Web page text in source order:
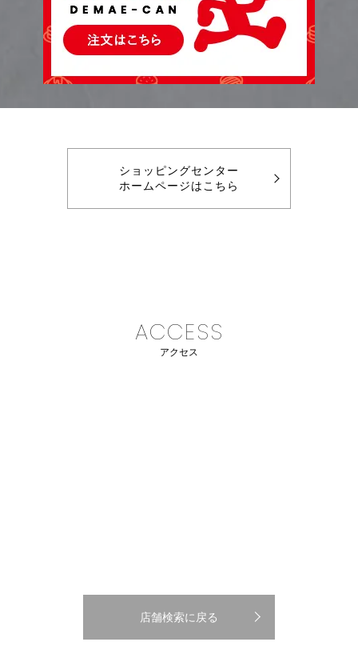
ショッピングセンター
ホームページはこちら
ACCESS
アクセス
店舗検索に戻る